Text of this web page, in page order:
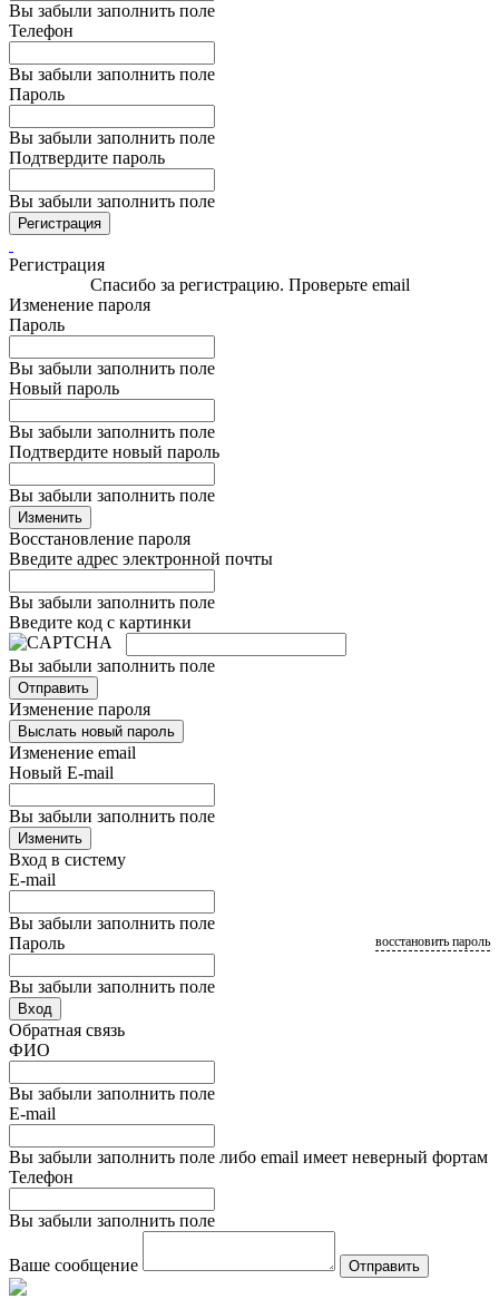
Вы забыли заполнить поле
Телефон
Вы забыли заполнить поле
Пароль
Вы забыли заполнить поле
Подтвердите пароль
Вы забыли заполнить поле
Регистрация
Регистрация
Спасибо за регистрацию. Проверьте email
Изменение пароля
Пароль
Вы забыли заполнить поле
Новый пароль
Вы забыли заполнить поле
Подтвердите новый пароль
Вы забыли заполнить поле
Изменить
Восстановление пароля
Введите адрес электронной почты
Вы забыли заполнить поле
Введите код с картинки
Вы забыли заполнить поле
Отправить
Изменение пароля
Выслать новый пароль
Изменение email
Новый E-mail
Вы забыли заполнить поле
Изменить
Вход в систему
E-mail
Вы забыли заполнить поле
Пароль
Вы забыли заполнить поле
восстановить пароль
Вход
Обратная связь
ФИО
Вы забыли заполнить поле
E-mail
Вы забыли заполнить поле либо email имеет неверный фортам
Телефон
Вы забыли заполнить поле
Ваше сообщение Отправить